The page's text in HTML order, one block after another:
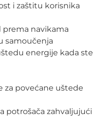
i zaštitu korisnika
prema navikama
samoučenja
energije kada ste
za povećane uštede
potrošača zahvaljujući